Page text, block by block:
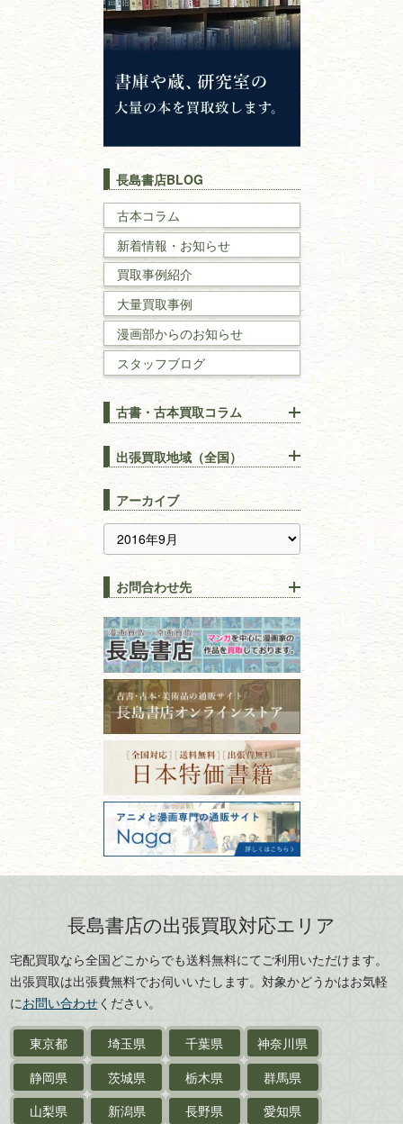
神道・神社仏閣
イスラム教
キリスト教
戦記・戦史
国文学・国語学
理工書
数学書・物理学書
建築書
漢方・鍼灸・東洋医学
易学・占い
スピリチュアル・ 精神世界
全集・
趣味・教養
書道
拓本・法帖・碑帖
篆刻・印譜
書道具
美術書・アート本・
デザイン本
カメラ・撮影術
版画・リトグラフ・
刀剣・鎧・甲冑
武道書・武術書
近代文学・
サイン色紙
作家草稿・原稿・肉筆物
長島書店BLOG
古本コラム
新着情報・お知らせ
買取事例紹介
大量買取事例
漫画部からのお知らせ
スタッフブログ
古書・古本買取コラム
りOK！効率的に売る方法
宅配買取は古本を送るだけ！
長島書店の便利な買取サービ
ス
【持ち込み買取】店頭で簡単
に古本を売るメリットとは？
古本を高く売る方法！買取で
上手な売り方のコツを解説
古本の保管方法と劣化する原
因！適切な管理で長持ちさせ
るコツ
古本は汚れていると買取でき
ない？適切な保管方法とクリ
ーニング！
ISBNコードとは？書籍の識別
番号の意味と役割を解説
価値ある古書を売るポイント
と注意点
出張買取地域（全国）
東京都
千葉県
神奈川県
静岡県
栃木県
山梨県
新潟県
長野県
愛知県
石川県
福井県
福島県
富山県
青森県
岩手県
宮城県
秋田県
山形県
岐阜県
三重県
滋賀県
京都府
大阪府
兵庫県
奈良県
島根県
岡山県
徳島県
香川県
愛媛県
アーカイブ
お問合わせ先
古本買取専門店 長島書店
〒101-0051
東京都千代田区神田神保町2-5-1
フリーダイヤル：0120-414-548
電話：03-3512-8115
FAX：03-3512-8116
古物商許可：東京都公安委員会 第
301028901712号
古物商名称：有限会社長島書店
長島書店の出張買取対応エリア
宅配買取なら全国どこからでも送料無料にてご利用いただけます。
出張買取は出張費無料でお伺いいたします。対象かどうかはお気軽
にお問い合わせください。
東京都 埼玉県 千葉県
神奈川県
静岡県
茨城県 栃木県
群馬県
山梨県
新潟県 長野県
愛知県